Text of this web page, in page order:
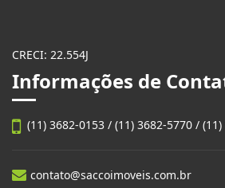
CRECI: 22.554J
Informações de
(11) 3682-0153 / (11) 3682-5770 /
contato@saccoimoveis.com.br